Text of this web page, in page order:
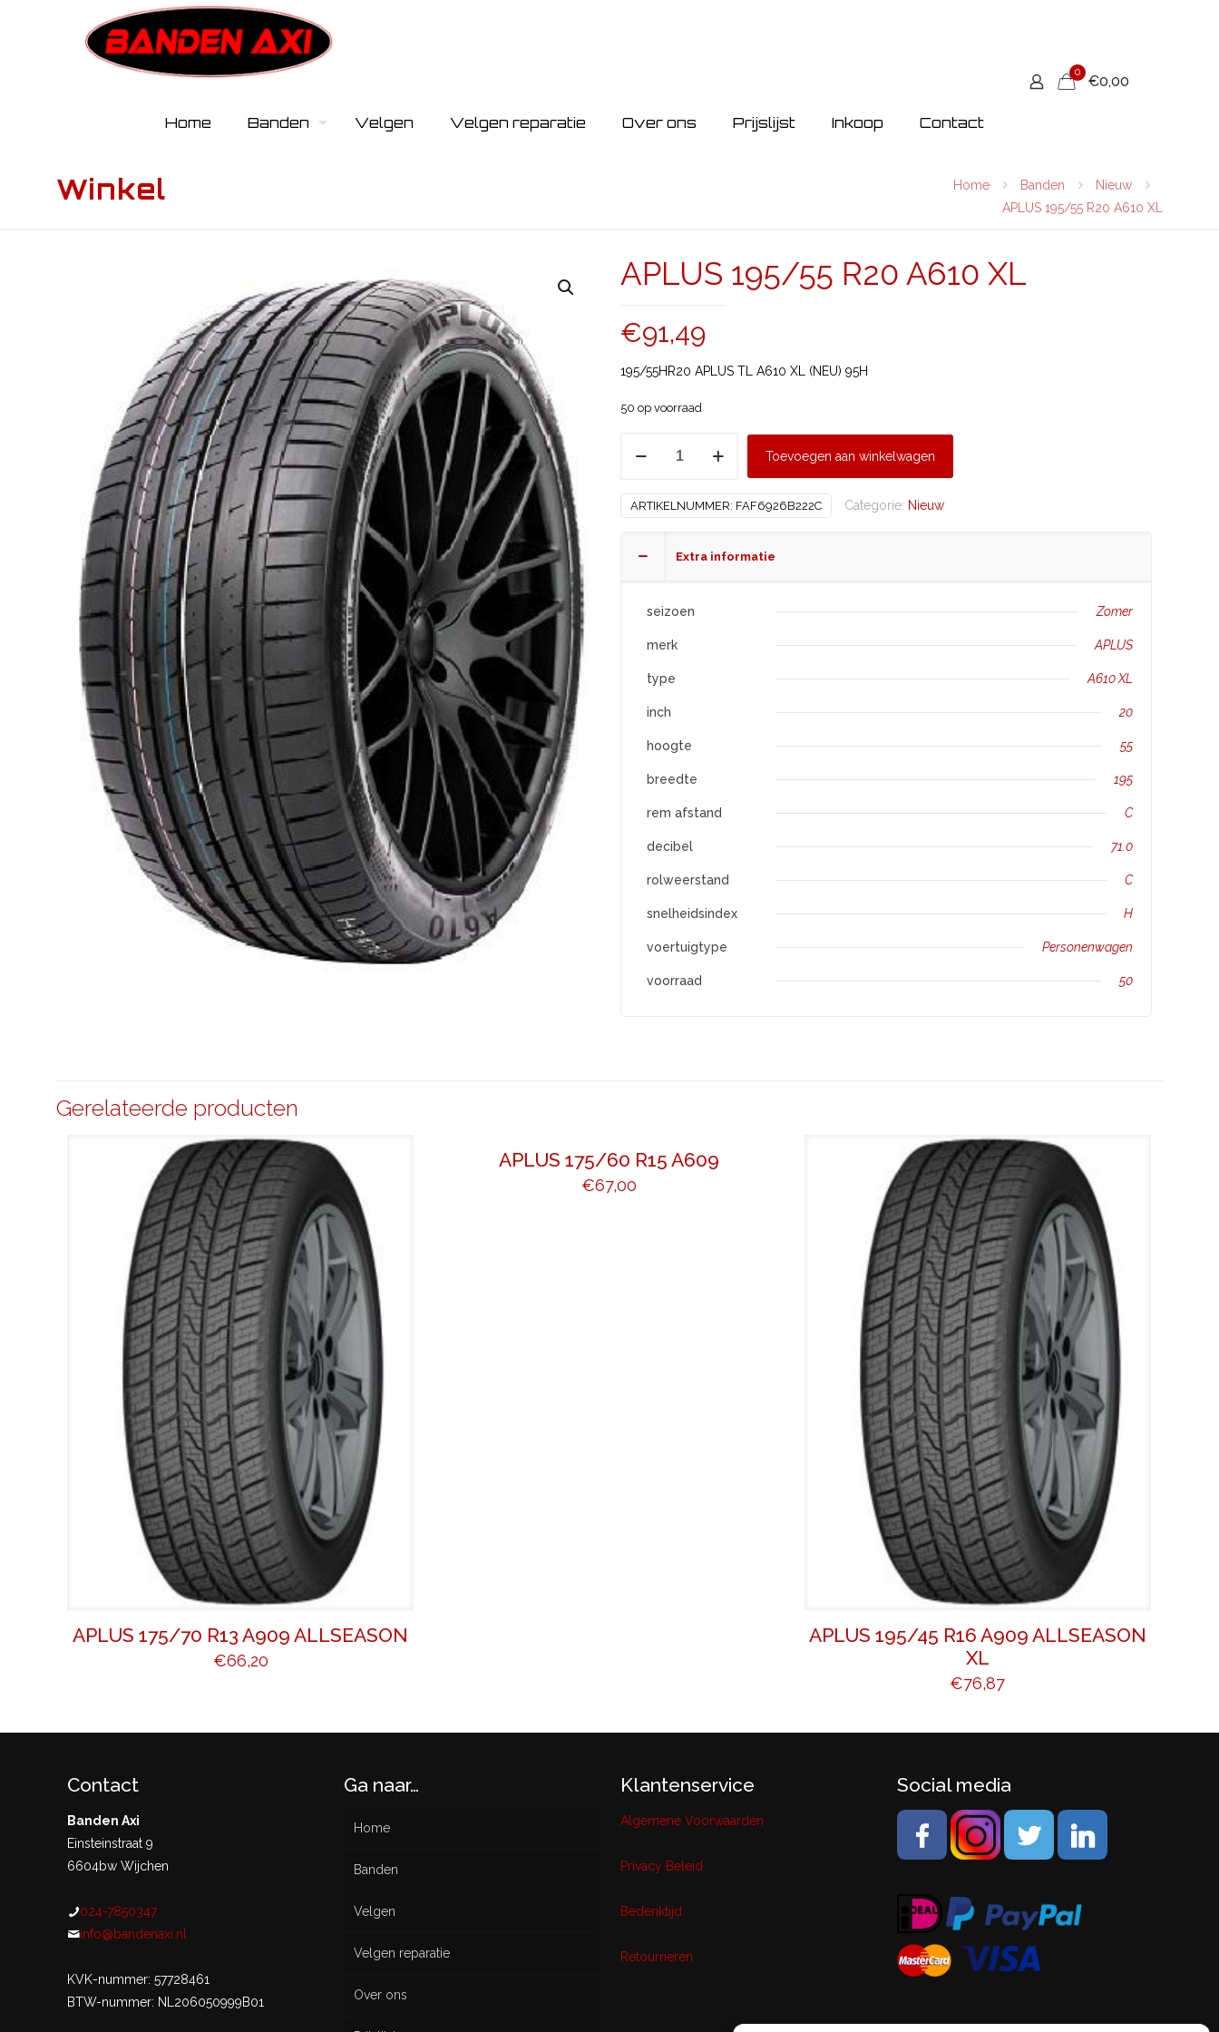
Home Banden Velgen Velgen reparatie Over ons Prijslijst Inkoop Contact
0
€0,00
Winkel Home Banden
Nieuw
APLUS 195/55 R20 A610 XL
APLUS 195/55 R20 A610 XL
€91,49
195/55HR20 APLUS TL A610 XL (NEU) 95H
50 op voorraad
A610
aantal
Toevoegen aan winkelwagen
ARTIKELNUMMER: FAF6926B222C Categorie: Nieuw
Extra informatie
seizoen Zomer
merk APLUS
type A610 XL
inch 20
hoogte 55
breedte 195
rem afstand C
decibel 71.0
rolweerstand C
snelheidsindex H
voertuigtype Personenwagen
voorraad 50
Gerelateerde producten
APLUS 175/70 R13 A909 ALLSEASON
€66,20
APLUS 175/60 R15 A609
€67,00
APLUS 195/45 R16 A909 ALLSEASON
XL
€76,87
Contact
Banden Axi
Einsteinstraat 9
6604bw Wijchen
024-7850347
info@bandenaxi.nl
KVK-nummer: 57728461
BTW-nummer: NL206050999B01
Ga naar…
Home
Banden
Nieuw
Gebruikt
Velgen
Velgen reparatie
Over ons
Klantenservice
Algemene Voorwaarden
Privacy Beleid
Bedenktijd
Retourneren
Social media